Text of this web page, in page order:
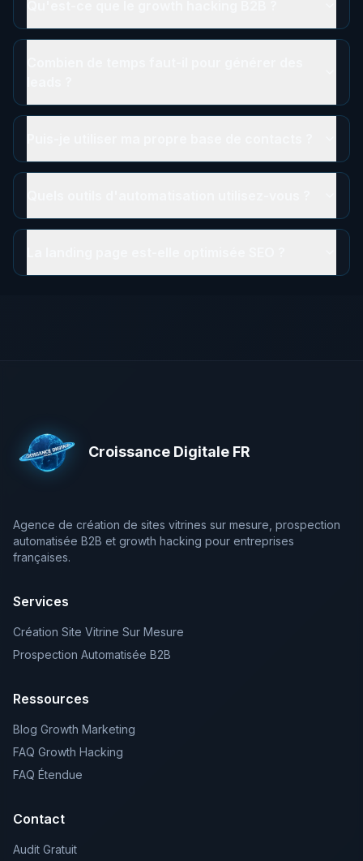
Croissance Digitale FR
Agence de création de sites vitrines sur mesure, prospection
automatisée B2B et growth hacking pour entreprises
françaises.
Services
Création Site Vitrine Sur Mesure
Prospection Automatisée B2B
Ressources
Blog Growth Marketing
FAQ Growth Hacking
FAQ Étendue
Contact
Audit Gratuit